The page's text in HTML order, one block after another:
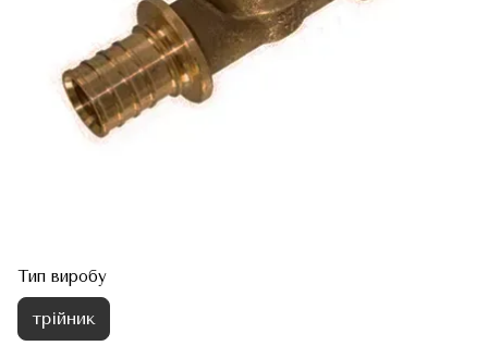
Тип виробу
трійник